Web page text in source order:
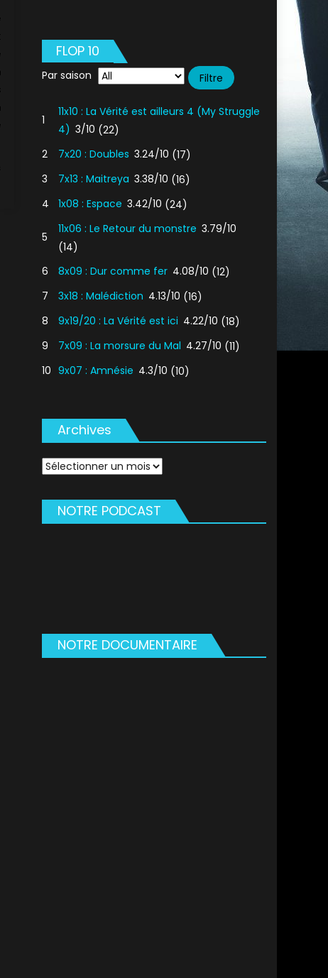
FLOP 10
Par saison
1
11x10 : La Vérité est ailleurs 4 (My Struggle
4) 3/10 (22)
2
7x20 : Doubles 3.24/10 (17)
3
7x13 : Maitreya 3.38/10 (16)
4
1x08 : Espace 3.42/10 (24)
5
11x06 : Le Retour du monstre 3.79/10
(14)
6
8x09 : Dur comme fer 4.08/10 (12)
7
3x18 : Malédiction 4.13/10 (16)
8
9x19/20 : La Vérité est ici 4.22/10 (18)
9
7x09 : La morsure du Mal 4.27/10 (11)
10 9x07 : Amnésie 4.3/10 (10)
Archives
Archives
NOTRE PODCAST
NOTRE DOCUMENTAIRE